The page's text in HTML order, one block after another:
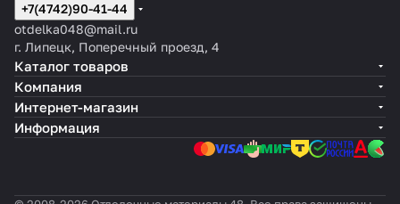
+7(4742)90-41-44
otdelka048@mail.ru
г. Липецк, Поперечный проезд, 4
Каталог товаров
Компания
Интернет-магазин
Информация